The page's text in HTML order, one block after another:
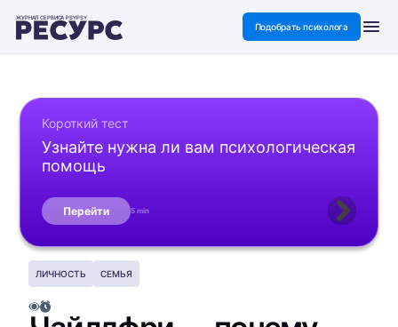
ЖУРНАЛ СЕРВИСА PSYPSY
Подобрать психолога
Короткий тест
Узнайте нужна ли вам психологическая
помощь
Перейти 5 min
ЛИЧНОСТЬ СЕМЬЯ